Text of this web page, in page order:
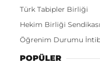
Türk Tabipler Birliği
Hekim Birliği Sendikası
Öğrenim Durumu
POPÜLER